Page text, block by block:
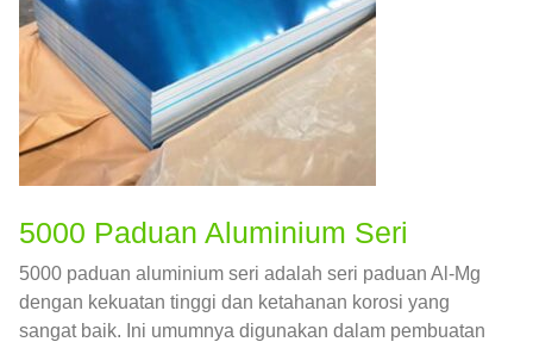
5000 Paduan Aluminium Seri
5000 paduan aluminium seri adalah seri paduan Al-Mg
dengan kekuatan tinggi dan ketahanan korosi yang
sangat baik. Ini umumnya digunakan dalam pembuatan